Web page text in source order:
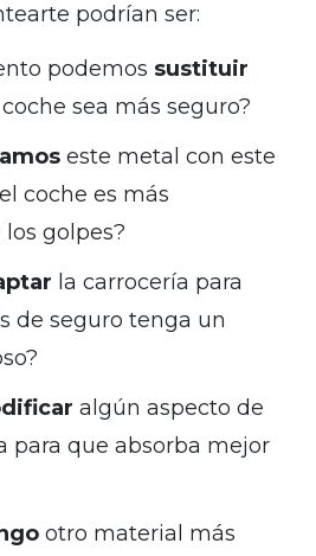
podrían ser:
podemos sustituir
sea más seguro?
este metal con este
coche es más
golpes?
la carrocería para
de seguro tenga un
algún aspecto de
para que absorba mejor
otro material más